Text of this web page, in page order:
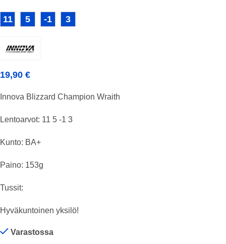
11 5 -1 3
19,90 €
Innova Blizzard Champion Wraith
Lentoarvot: 11 5 -1 3
Kunto: BA+
Paino: 153g
Tussit:
Hyväkuntoinen yksilö!
Varastossa